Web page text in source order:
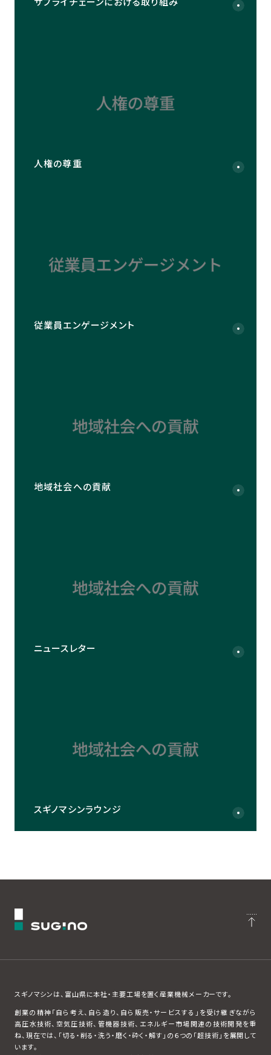
サプライチェーンにおける取り組み
人権の尊重
従業員エンゲージメント
地域社会への貢献
ニュースレター
スギノマシンラウンジ
スギノマシンは、富山県に本社・主要工場を置く産業機械メーカーです。
創業の精神「自ら考え、自ら造り、自ら販売・サービスする」を受け継ぎながら
高圧水技術、空気圧技術、管機器技術、エネルギー市場関連の技術開発を重
ね、現在では、「切る・削る・洗う・磨く・砕く・解す」の６つの「超技術」を展開して
います。